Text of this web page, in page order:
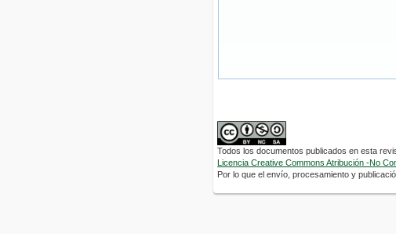
Todos los documentos publicados en esta
Licencia Creative Commons Atribución -No
Por lo que el envío, procesamiento y